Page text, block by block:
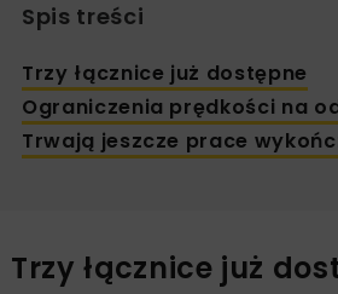
Spis treści
Trzy łącznice już dostępne
Ograniczenia prędkości na
Trwają jeszcze prace
Trzy łącznice już